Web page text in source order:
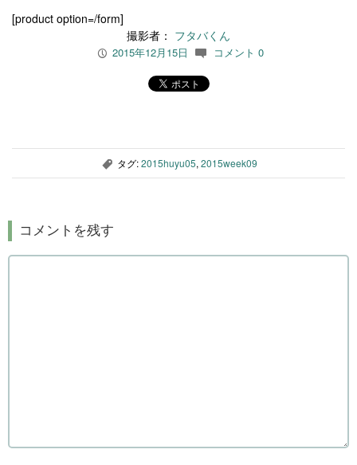
[product option=/form]
撮影者： フタバくん
P 2015年12月15日 c コメント 0
, タグ:2015huyu05, 2015week09
コメントを残す